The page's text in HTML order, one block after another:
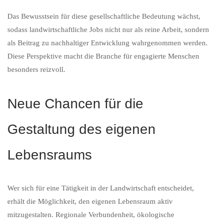
Das Bewusstsein für diese gesellschaftliche Bedeutung wächst,
sodass landwirtschaftliche Jobs nicht nur als reine Arbeit, sondern
als Beitrag zu nachhaltiger Entwicklung wahrgenommen werden.
Diese Perspektive macht die Branche für engagierte Menschen
besonders reizvoll.
Neue Chancen für die
Gestaltung des eigenen
Lebensraums
Wer sich für eine Tätigkeit in der Landwirtschaft entscheidet,
erhält die Möglichkeit, den eigenen Lebensraum aktiv
mitzugestalten. Regionale Verbundenheit, ökologische